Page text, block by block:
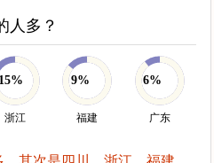
人多？
15%
浙江
9%
福建
6%
广东